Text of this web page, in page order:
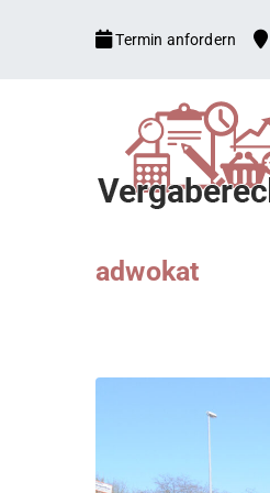
Termin anfordern
adwokat